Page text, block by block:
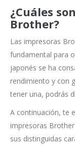
¿Cuáles
Brother?
Las impresoras
fundamental para
japonés se ha
rendimiento y con
tener una, podrás
A continuación, te
impresoras
sus distinguidas